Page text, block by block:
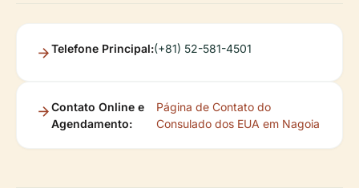
Telefone Principal:(+81) 52-581-4501
Contato Online e
Agendamento:
Página de Contato do
Consulado dos EUA em Nagoia